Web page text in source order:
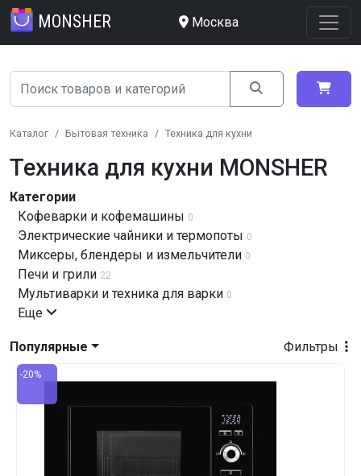
MONSHER Москва
Каталог Бытовая техника Техника для кухни
Техника для кухни MONSHER
Категории
Кофеварки и кофемашины 0
Электрические чайники и термопоты 0
Миксеры, блендеры и измельчители 0
Печи и грили 22
Мультиварки и техника для варки 0
Еще
Фильтры
Популярные
-20%